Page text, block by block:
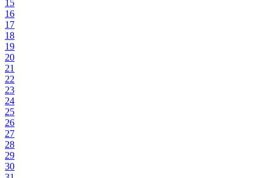
15
16
17
18
19
20
21
22
23
24
25
26
27
28
29
30